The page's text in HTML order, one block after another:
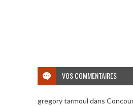
VOS COMMENTAIRES
gregory tarmoul dans